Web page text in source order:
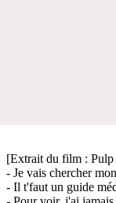
[Extrait du film :
- Je vais chercher
- Il t'faut un guide